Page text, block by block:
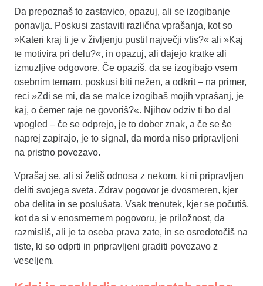
Da prepoznaš to zastavico, opazuj, ali se izogibanje
ponavlja. Poskusi zastaviti različna vprašanja, kot so
»Kateri kraj ti je v življenju pustil največji vtis?« ali »Kaj
te motivira pri delu?«, in opazuj, ali dajejo kratke ali
izmuzljive odgovore. Če opaziš, da se izogibajo vsem
osebnim temam, poskusi biti nežen, a odkrit – na primer,
reci »Zdi se mi, da se malce izogibaš mojih vprašanj, je
kaj, o čemer raje ne govoriš?«. Njihov odziv ti bo dal
vpogled – če se odprejo, je to dober znak, a če se še
naprej zapirajo, je to signal, da morda niso pripravljeni
na pristno povezavo.
Vprašaj se, ali si želiš odnosa z nekom, ki ni pripravljen
deliti svojega sveta. Zdrav pogovor je dvosmeren, kjer
oba delita in se poslušata. Vsak trenutek, kjer se počutiš,
kot da si v enosmernem pogovoru, je priložnost, da
razmisliš, ali je ta oseba prava zate, in se osredotočiš na
tiste, ki so odprti in pripravljeni graditi povezavo z
veseljem.